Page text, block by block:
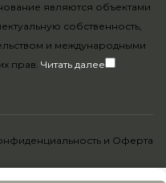
являются объектами
собственность,
и международными
прав. Читать далее
и Оферта